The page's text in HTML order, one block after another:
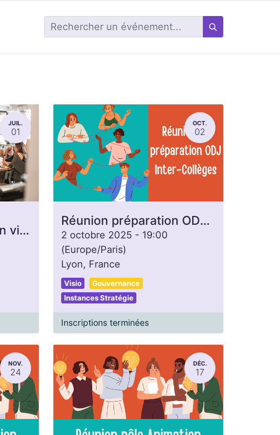
JUIL.
01
Collège des Sages [En visio]- La Gonette
OCT.
02
Réunion préparation ODJ inter-collèges
2 octobre 2025 - 19:00
(Europe/Paris)
Lyon, France
Visio
Gouvernance
Instances Stratégie
Inscriptions terminées
NOV.
24
DÉC.
17